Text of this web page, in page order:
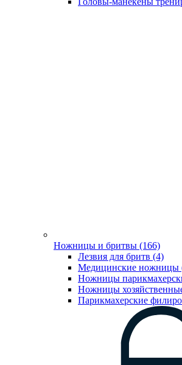
Ножницы и бритвы (166)
Лезвия для бритв (4)
Медицинские ножницы
Ножницы
Ножницы
Парикмахерские